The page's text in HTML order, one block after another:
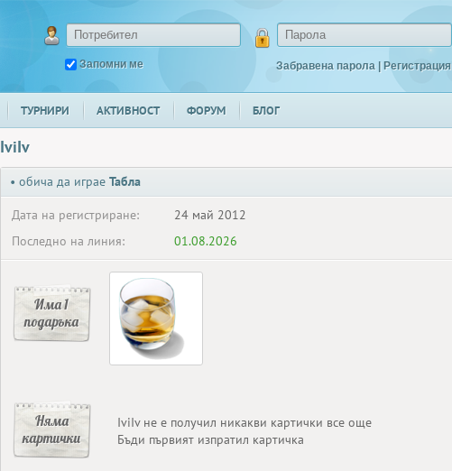
Запомни ме Забравена парола | Регистрация
ТУРНИРИ АКТИВНОСТ ФОРУМ БЛОГ
IviIv
• обича да играе Табла
Дата на регистриране:
24 май 2012
Последно на линия:
01.08.2026
Има 1
подаръка
Няма
картички
IviIv не е получил никакви картички все още
Бъди първият изпратил картичка